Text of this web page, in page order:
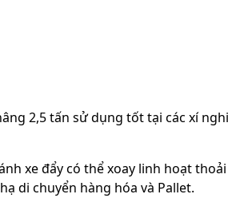
2,5 tấn sử dụng tốt tại các xí
xe đẩy có thể xoay linh hoạt
di chuyển hàng hóa và Pallet.